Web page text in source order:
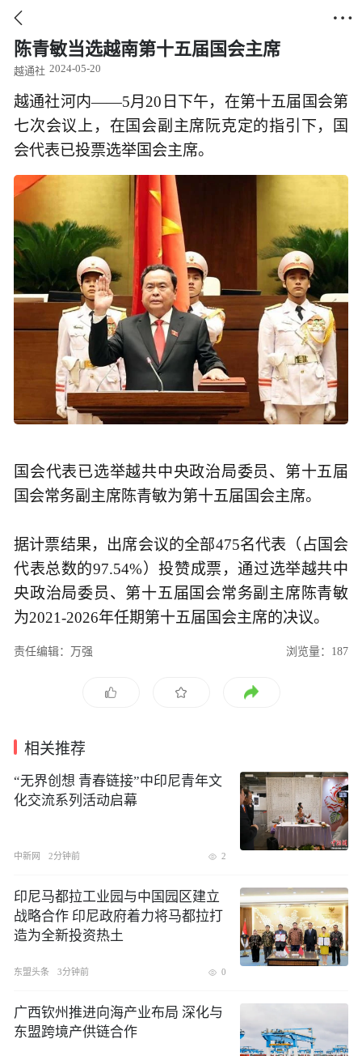
 
陈青敏当选越南第十五届国会主席
越通社 2024-05-20
越通社河内——5月20日下午，在第十五届国会第
七次会议上，在国会副主席阮克定的指引下，国
会代表已投票选举国会主席。
国会代表已选举越共中央政治局委员、第十五届
国会常务副主席陈青敏为第十五届国会主席。
据计票结果，出席会议的全部475名代表（占国会
代表总数的97.54%）投赞成票，通过选举越共中
央政治局委员、第十五届国会常务副主席陈青敏
为2021-2026年任期第十五届国会主席的决议。
责任编辑：万强 浏览量：187
相关推荐
“无界创想 青春链接”中印尼青年文
化交流系列活动启幕
中新网 2分钟前 2
印尼马都拉工业园与中国园区建立
战略合作 印尼政府着力将马都拉打
造为全新投资热土
东盟头条 3分钟前 0
广西钦州推进向海产业布局 深化与
东盟跨境产供链合作